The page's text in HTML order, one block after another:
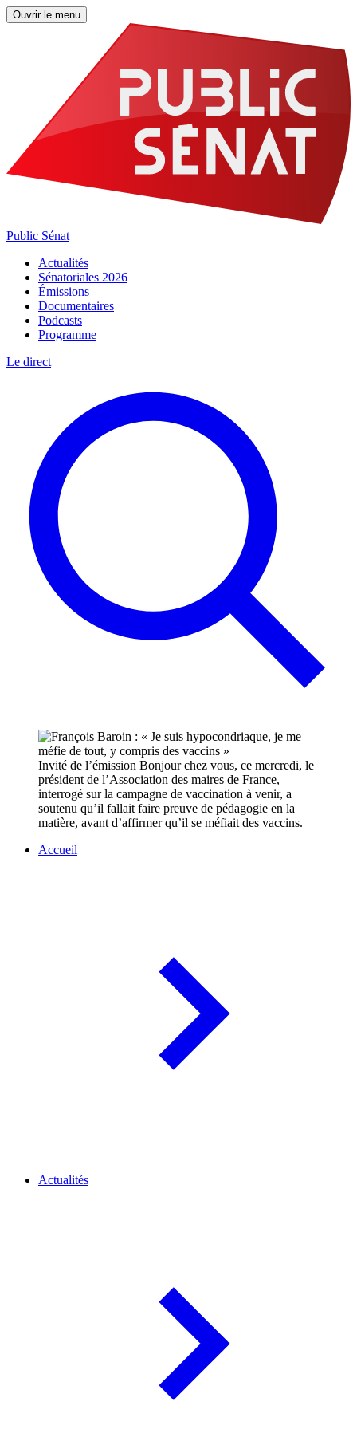
Ouvrir le menu
Public Sénat
Actualités
Sénatoriales 2026
Émissions
Documentaires
Podcasts
Programme
Le direct
Invité de l’émission Bonjour chez vous, ce mercredi, le
président de l’Association des maires de France,
interrogé sur la campagne de vaccination à venir, a
soutenu qu’il fallait faire preuve de pédagogie en la
matière, avant d’affirmer qu’il se méfiait des vaccins.
Accueil
Actualités